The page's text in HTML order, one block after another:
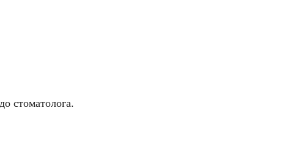
стоматолога.